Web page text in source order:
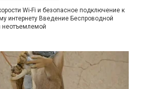
Wi-Fi и безопасное подключение к
интернету Введение Беспроводной
неотъемлемой